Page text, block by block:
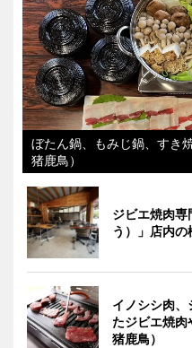
ぼたん鍋、もみじ鍋、すき
猪鹿鳥）
ジビエ焼肉専
う）」店内の
イノシシ肉、
たジビエ焼肉
猪鹿鳥）